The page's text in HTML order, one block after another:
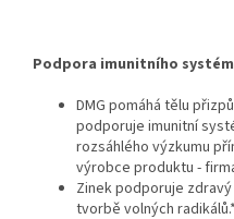
Podpora imunitního
DMG pomáhá tělu
podporuje imunitní
rozsáhlého výzkumu
výrobce produktu -
Zinek podporuje
tvorbě volných radikálů.*